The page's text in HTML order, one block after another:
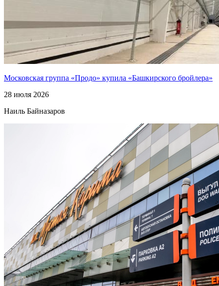
Московская группа «Продо» купила «Башкирского бройлера»
28 июля 2026
Наиль Байназаров